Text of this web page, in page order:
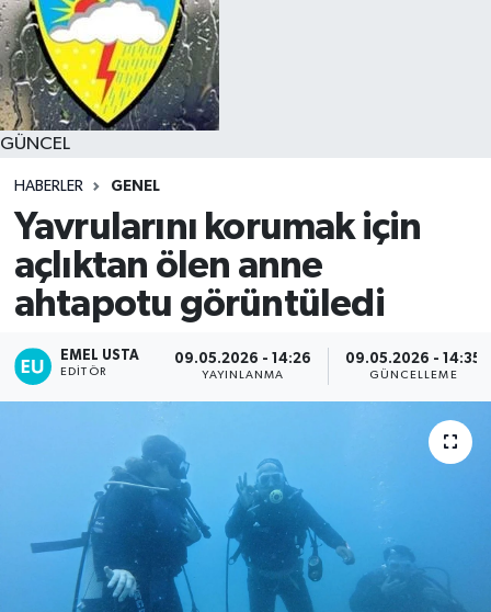
GÜNCEL
HABERLER GENEL
Yavrularını korumak için
açlıktan ölen anne
ahtapotu görüntüledi
EMEL USTA
EDITÖR
09.05.2026 - 14:26
YAYINLANMA
09.05.2026 - 14:35
GÜNCELLEME